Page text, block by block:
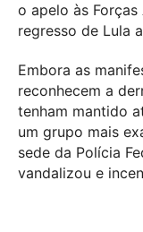
o apelo às
regresso de Lula
Embora as
reconhecem a
tenham mantido
um grupo mais
sede da Polícia
vandalizou e